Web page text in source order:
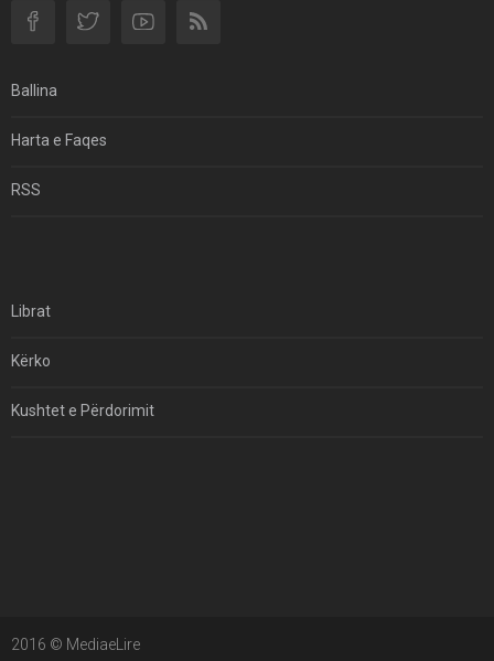
Ballina
Harta e Faqes
RSS
Librat
Kërko
Kushtet e Përdorimit
2016 © MediaeLire